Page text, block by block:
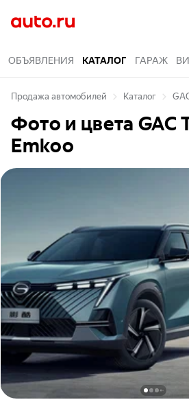
ОБЪЯВЛЕНИЯ КАТАЛОГ ГАРАЖ
Продажа автомобилей Каталог
Фото и цвета GAC
Emkoo